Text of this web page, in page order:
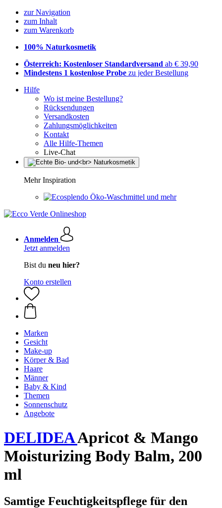
zur Navigation
zum Inhalt
zum Warenkorb
100% Naturkosmetik
Österreich: Kostenloser Standardversand ab € 39,90
Mindestens 1 kostenlose Probe zu jeder Bestellung
Hilfe
Wo ist meine Bestellung?
Rücksendungen
Versandkosten
Zahlungsmöglichkeiten
Kontakt
Alle Hilfe-Themen
Live-Chat
Mehr Inspiration
Öko-Waschmittel und mehr
Anmelden
Jetzt anmelden
Bist du neu hier?
Konto erstellen
Marken
Gesicht
Make-up
Körper & Bad
Haare
Männer
Baby & Kind
Themen
Sonnenschutz
Angebote
DELIDEAApricot & Mango
Moisturizing Body Balm, 200
ml
Samtige Feuchtigkeitspflege für den